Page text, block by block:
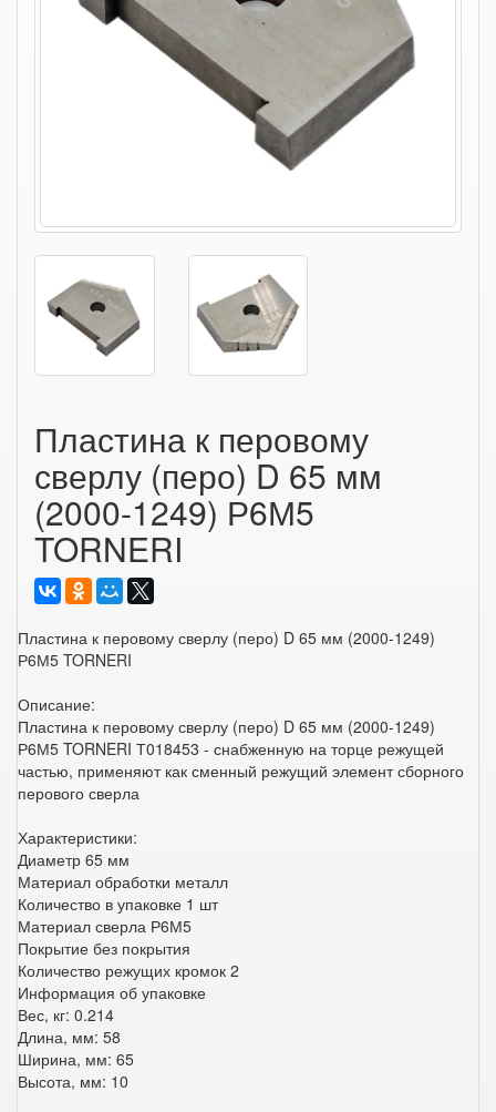
Пластина к перовому
сверлу (перо) D 65 мм
(2000-1249) Р6М5
TORNERI
Пластина к перовому сверлу (перо) D 65 мм (2000-1249)
Р6М5 TORNERI
Описание:
Пластина к перовому сверлу (перо) D 65 мм (2000-1249)
Р6М5 TORNERI Т018453 - снабженную на торце режущей
частью, применяют как сменный режущий элемент сборного
перового сверла
Характеристики:
Диаметр 65 мм
Материал обработки металл
Количество в упаковке 1 шт
Материал сверла Р6М5
Покрытие без покрытия
Количество режущих кромок 2
Информация об упаковке
Вес, кг: 0.214
Длина, мм: 58
Ширина, мм: 65
Высота, мм: 10